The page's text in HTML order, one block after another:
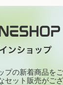
の新着商品をご
セット販売がござ